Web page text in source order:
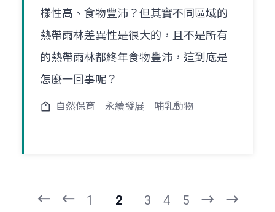
樣性高、食物豐沛？但其實不同區域的
熱帶雨林差異性是很大的，且不是所有
的熱帶雨林都終年食物豐沛，這到底是
怎麼一回事呢？
自然保育 永續發展 哺乳動物
1 2 3 4 5